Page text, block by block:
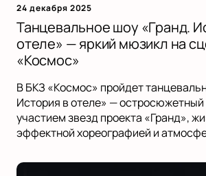
24 декабря 2025
Танцевальное шоу «Гранд.
отеле» — яркий мюзикл на
«Космос»
В БКЗ «Космос» пройдет
История в отеле» —
участием звезд проекта «Гранд»,
эффектной хореографией и